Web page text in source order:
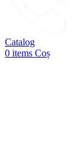
Catalog
0 items Coș